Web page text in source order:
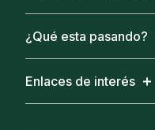
¿Qué esta pasando?
Enlaces de interés